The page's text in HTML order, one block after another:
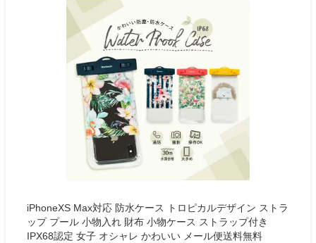
iPhoneXS Max対応 防水ケース トロピカルデザイン ストラ
ップ プール 小物入れ 財布 小物ケース ストラップ付き
IPX68認定 女子 オシャレ かわいい メール便送料無料